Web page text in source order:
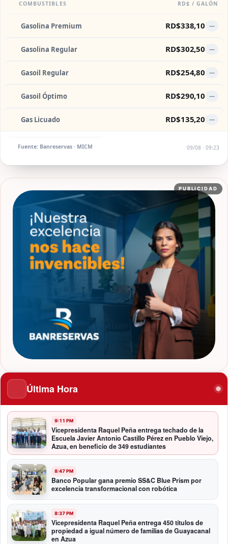
COMBUSTIBLES RD$ / GALÓN
Gasolina Premium RD$338,10 —
Gasolina Regular RD$302,50 —
Gasoil Regular RD$254,80 —
Gasoil Óptimo RD$290,10 —
Gas Licuado RD$135,20 —
Fuente: Banreservas · MICM 09/08 · 09:23
PUBLICIDAD
Última Hora
9:11 PM
Vicepresidenta Raquel Peña entrega techado de la
Escuela Javier Antonio Castillo Pérez en Pueblo Viejo,
Azua, en beneficio de 349 estudiantes
8:47 PM
Banco Popular gana premio SS&C Blue Prism por
excelencia transformacional con robótica
8:37 PM
Vicepresidenta Raquel Peña entrega 450 títulos de
propiedad a igual número de familias de Guayacanal
en Azua